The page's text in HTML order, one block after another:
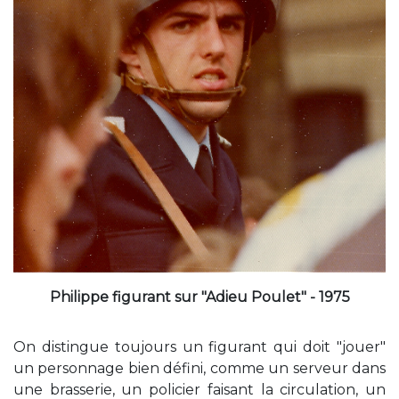
Philippe figurant sur "Adieu Poulet" - 1975
On distingue toujours un figurant qui doit "jouer"
un personnage bien défini, comme un serveur dans
une brasserie, un policier faisant la circulation, un